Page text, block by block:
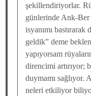
şekillendiriyorlar.
günlerinde Ank-Ber
isyanımı
geldik” deme
yapıyorsam
direncimi artırıyor;
duymamı sağlıyor.
neleri etkiliyor